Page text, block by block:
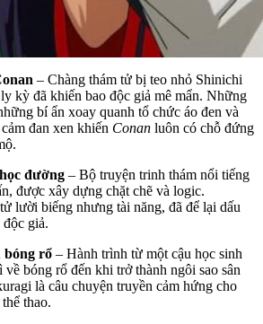
– Chàng thám tử bị teo nhỏ Shinichi
kỳ đã khiến bao độc giả mê mẩn. Những
bí ẩn xoay quanh tổ chức áo đen và
đan xen khiến Conan luôn có chỗ đứng
đường – Bộ truyện trinh thám nổi tiếng
được xây dựng chặt chẽ và logic.
lười biếng nhưng tài năng, đã để lại dấu
giả.
bóng rổ – Hành trình từ một cậu học sinh
bóng rổ đến khi trở thành ngôi sao sân
là câu chuyện truyền cảm hứng cho
thao.